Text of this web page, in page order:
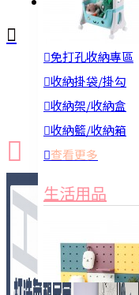
免打孔收納專區
收納掛袋/掛勾
收納架/收納盒
收納籃/收納箱
查看更多
生活用品
新品